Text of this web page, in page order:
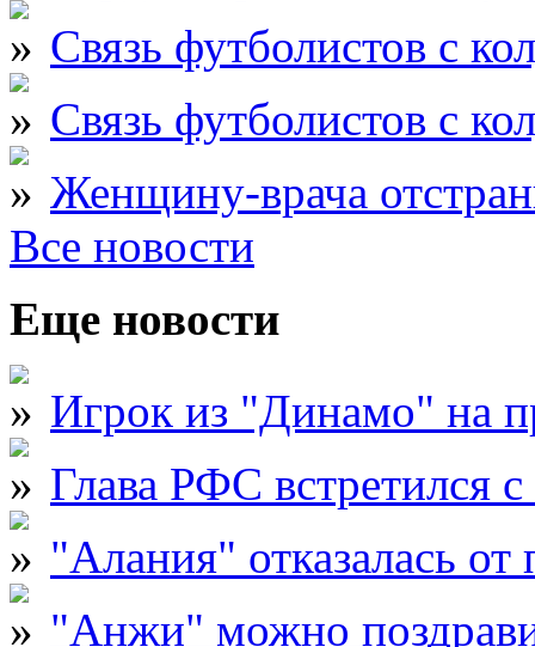
Связь футболистов с
Связь футболистов с
Женщину-врача
Все новости
Еще новости
Игрок из "Динамо" на
Глава РФС встретился
"Алания" отказалась от
"Анжи" можно